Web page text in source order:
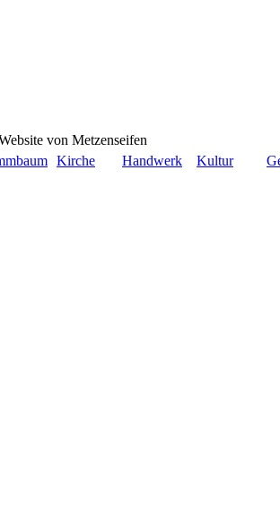
von Metzenseifen
Kirche Handwerk Kultur